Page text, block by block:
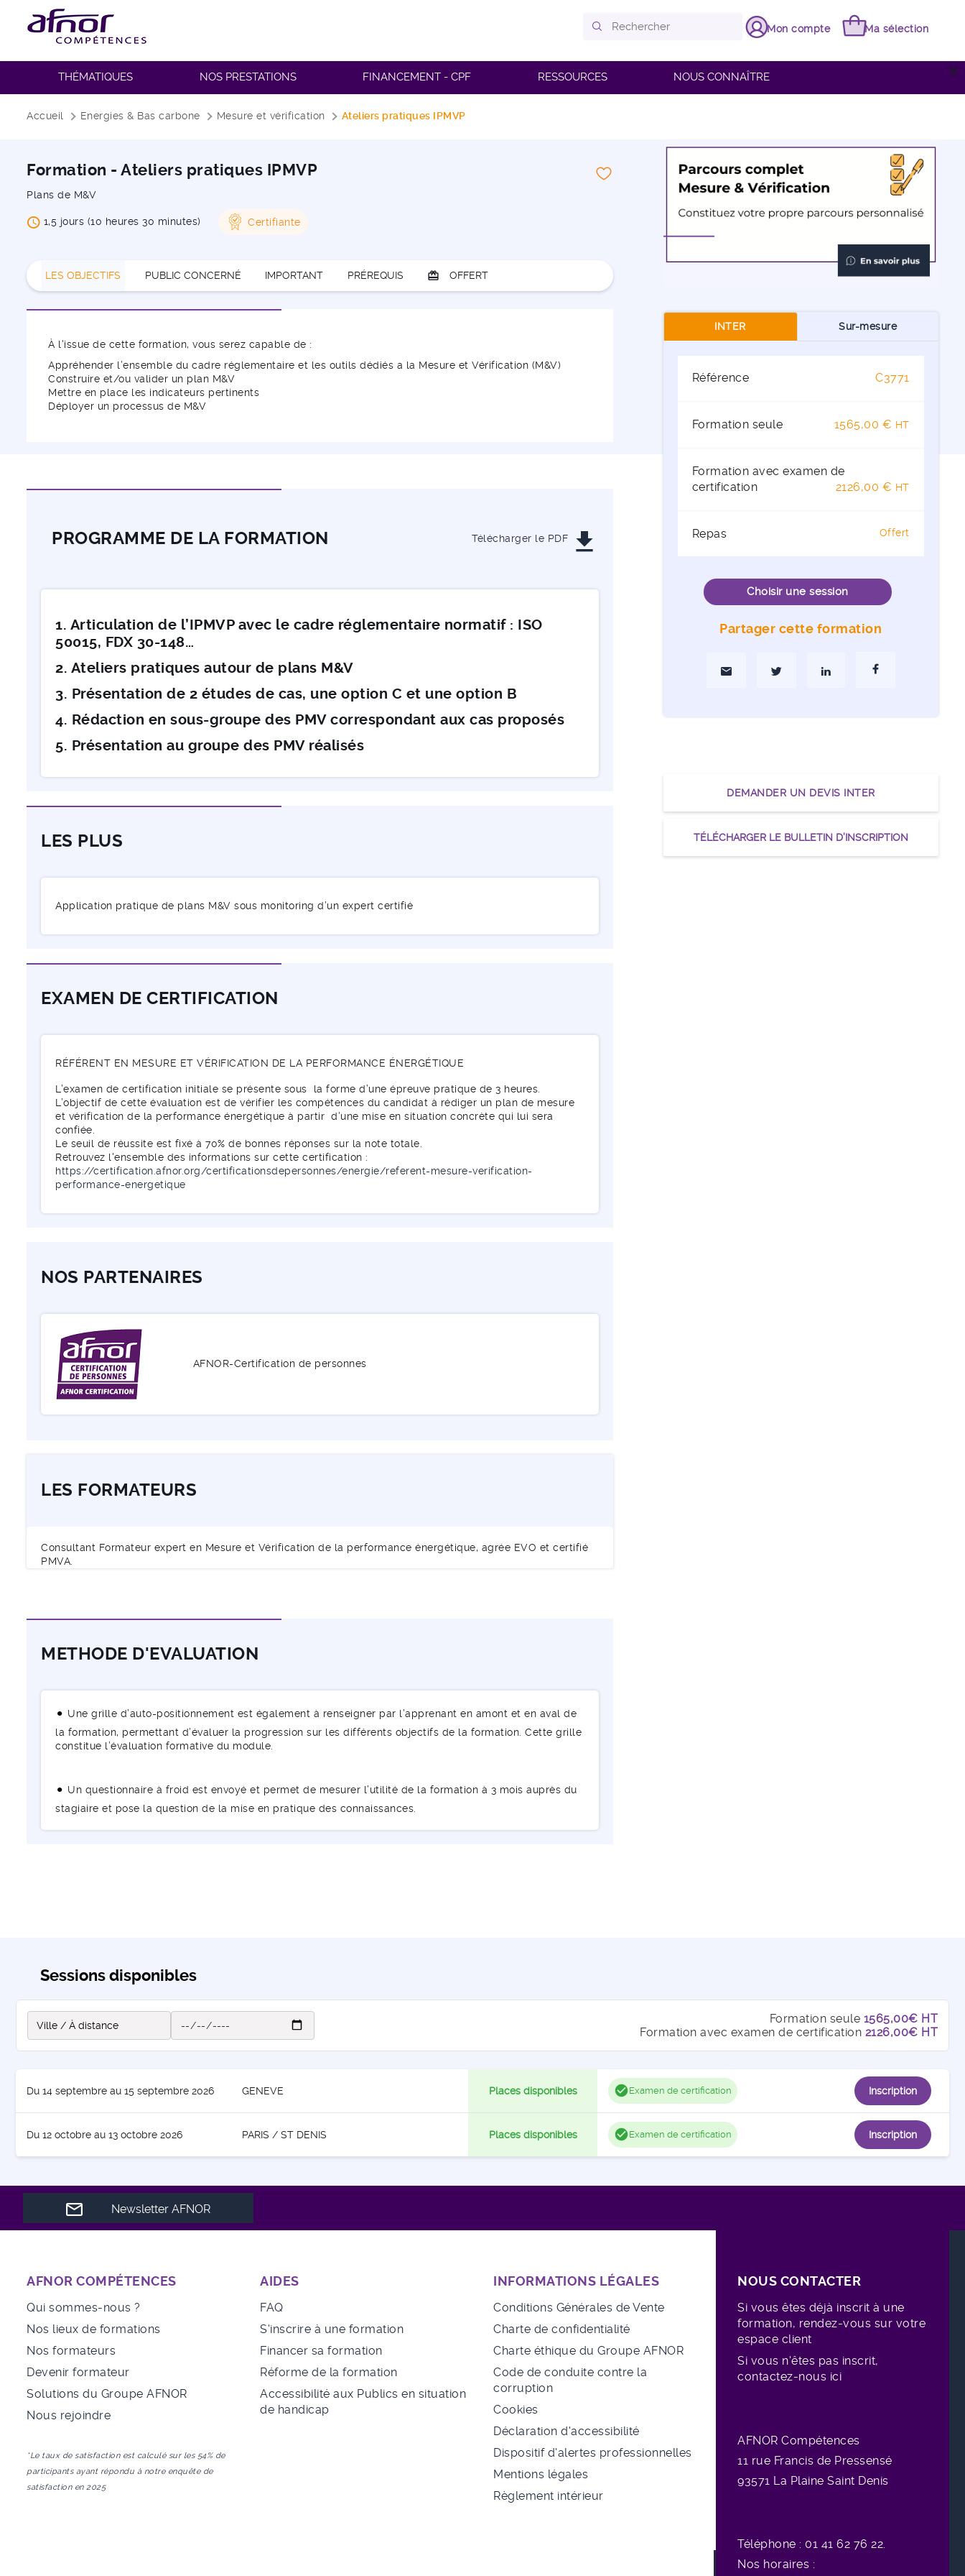
Mon compte Ma sélection
close
THÉMATIQUES NOS PRESTATIONS FINANCEMENT - CPF RESSOURCES NOUS CONNAÎTRE
Fil d'Ariane
Accueil Energies & Bas carbone Mesure et vérification Ateliers pratiques IPMVP
Formation - Ateliers pratiques IPMVP
Plans de M&V
1,5 jours (10 heures 30 minutes) Certifiante
LES OBJECTIFS PUBLIC CONCERNÉ IMPORTANT PRÉREQUIS card_giftcard OFFERT
À l'issue de cette formation, vous serez capable de :
Appréhender l’ensemble du cadre réglementaire et les outils dédiés a la Mesure et Vérification (M&V)
Construire et/ou valider un plan M&V
Mettre en place les indicateurs pertinents
Déployer un processus de M&V
PROGRAMME DE LA FORMATION Télécharger le PDF get_app
1. Articulation de l’IPMVP avec le cadre réglementaire normatif : ISO
50015, FDX 30-148…
2. Ateliers pratiques autour de plans M&V
3. Présentation de 2 études de cas, une option C et une option B
4. Rédaction en sous-groupe des PMV correspondant aux cas proposés
5. Présentation au groupe des PMV réalisés
LES PLUS
Application pratique de plans M&V sous monitoring d’un expert certifié
EXAMEN DE CERTIFICATION
RÉFÉRENT EN MESURE ET VÉRIFICATION DE LA PERFORMANCE ÉNERGÉTIQUE
L’examen de certification initiale se présente sous la forme d’une épreuve pratique de 3 heures.
L’objectif de cette évaluation est de vérifier les compétences du candidat à rédiger un plan de mesure
et vérification de la performance énergétique à partir d’une mise en situation concrète qui lui sera
confiée.
Le seuil de réussite est fixé à 70% de bonnes réponses sur la note totale.
Retrouvez l'ensemble des informations sur cette certification :
https://certification.afnor.org/certificationsdepersonnes/energie/referent-mesure-verification-
performance-energetique
NOS PARTENAIRES
AFNOR-Certification de personnes
LES FORMATEURS
Consultant Formateur expert en Mesure et Vérification de la performance énergétique, agrée EVO et certifié
PMVA.
METHODE D'EVALUATION
Une grille d’auto-positionnement est également à renseigner par l’apprenant en amont et en aval de
la formation, permettant d’évaluer la progression sur les différents objectifs de la formation. Cette grille
constitue l’évaluation formative du module.
Un questionnaire à froid est envoyé et permet de mesurer l’utilité de la formation à 3 mois auprès du
stagiaire et pose la question de la mise en pratique des connaissances.
INTER Sur-mesure
Référence C3771
Formation seule 1565,00 € HT
Formation avec examen de
certification
2126,00 € HT
Repas Offert
Choisir une session
Partager cette formation
Partager par MailPartager sur TwitterPartager sur Linkedin
DEMANDER UN DEVIS INTER
TÉLÉCHARGER LE BULLETIN D’INSCRIPTION
Sessions disponibles
Formation seule 1565,00€ HT
Formation avec examen de certification 2126,00€ HT
Du 14 septembre au 15 septembre 2026 GENEVE Places disponibles Examen de certification Inscription
Du 12 octobre au 13 octobre 2026 PARIS / ST DENIS Places disponibles Examen de certification Inscription
Newsletter AFNOR
AFNOR COMPÉTENCES
Qui sommes-nous ?
Nos lieux de formations
Nos formateurs
Devenir formateur
Solutions du Groupe AFNOR
Nous rejoindre
*Le taux de satisfaction est calculé sur les 54% de
participants ayant répondu à notre enquête de
satisfaction en 2025
AIDES
FAQ
S'inscrire à une formation
Financer sa formation
Réforme de la formation
Accessibilité aux Publics en situation
de handicap
INFORMATIONS LÉGALES
Conditions Générales de Vente
Charte de confidentialité
Charte éthique du Groupe AFNOR
Code de conduite contre la
corruption
Cookies
Déclaration d'accessibilité
Dispositif d'alertes professionnelles
Mentions légales
Règlement intérieur
NOUS CONTACTER
Si vous êtes déjà inscrit à une
formation, rendez-vous sur votre
espace client
Si vous n'êtes pas inscrit,
contactez-nous ici
AFNOR Compétences
11 rue Francis de Pressensé
93571 La Plaine Saint Denis
Téléphone : 01 41 62 76 22.
Nos horaires :